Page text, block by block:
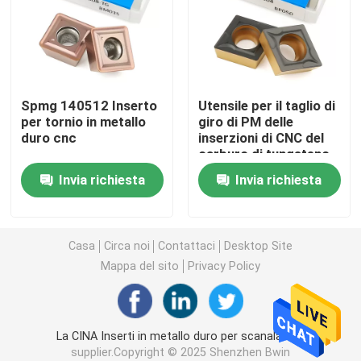
Inserti in metallo duro per tornitura
Fresa in metallo duro
Fresa piatta
Fresa a testa sferica in metallo duro
Fresa frontale con raggio d'angolo
Fresa in alluminio
Spmg 140512 Inserto
per tornio in metallo
duro cnc
Invia richiesta
Utensile per il taglio di
giro di PM delle
inserzioni di CNC del
carburo di tungsteno
CCMT060208
Invia richiesta
Casa Circa noi Contattaci
Desktop Site
Mappa del sito
Privacy Policy
La CINA Inserti in metallo duro per scanalatura
supplier.Copyright © 2025 Shenzhen Bwin